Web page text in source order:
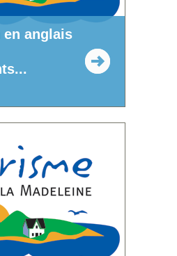
en anglais